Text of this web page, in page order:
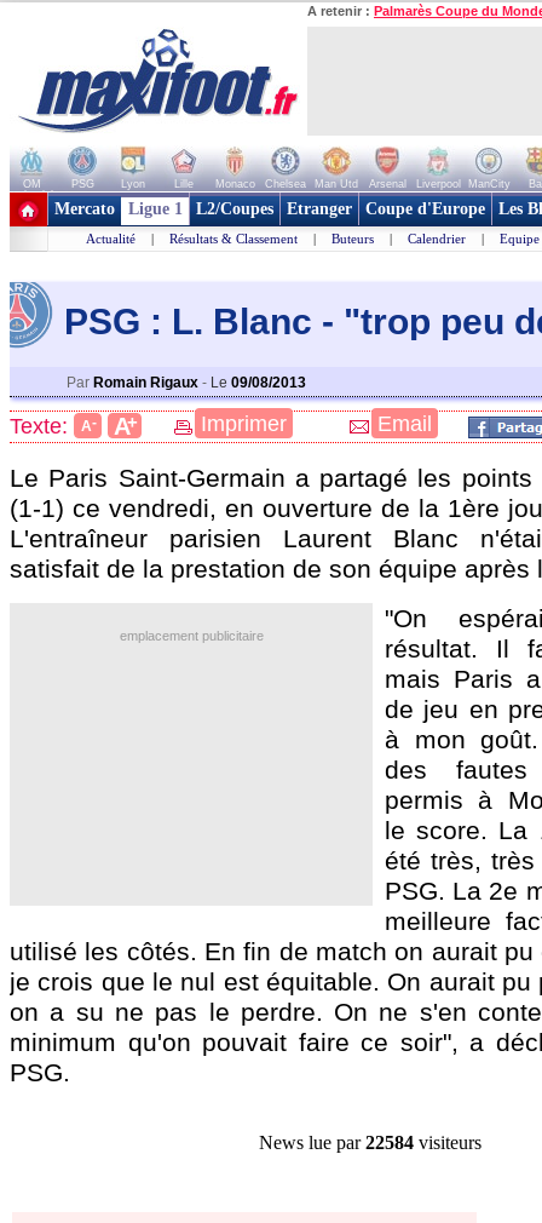
A retenir : Palmarès Coupe du
OM PSG Lyon Lille Monaco Chelsea Man Utd Arsenal Liverpool ManCity
+ de clubs
Mercato Ligue 1 L2/Coupes Etranger Coupe d'Europe Les
Actualité | Résultats & Classement | Buteurs | Calendrier | Equipe
PSG : L. Blanc - "trop peu
Par Romain Rigaux - Le 09/08/2013
Texte: A- A+ Imprimer Email
Le Paris Saint-Germain a partagé les points
(1-1) ce vendredi, en ouverture de la 1ère
L'entraîneur parisien Laurent Blanc
satisfait de la prestation de son équipe après
emplacement publicitaire
"On
résultat. Il
mais Paris
de jeu en
à mon
des
permis à
le score. La
été très,
PSG. La 2e
meilleure
utilisé les côtés. En fin de match on aurait pu
je crois que le nul est équitable. On aurait pu
on a su ne pas le perdre. On ne s'en
minimum qu'on pouvait faire ce soir", a
PSG.
News lue par22584 visiteurs